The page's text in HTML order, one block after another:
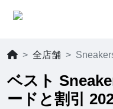
全店舗
ベスト
ードと割引